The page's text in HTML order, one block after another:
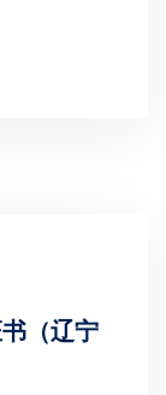
（辽宁